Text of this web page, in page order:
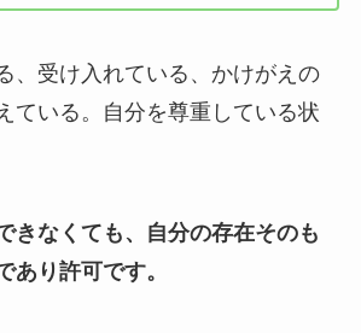
、受け入れている、かけがえの
ている。自分を尊重している状
きなくても、自分の存在そのも
あり許可です。